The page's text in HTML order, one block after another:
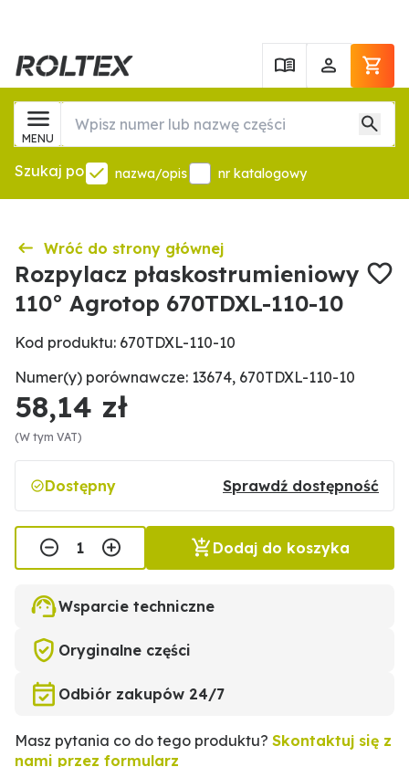
MENU
Szukaj po nazwa/opis nr katalogowy
Wróć do strony głównej
Rozpylacz płaskostrumieniowy
110° Agrotop 670TDXL-110-10
Kod produktu: 670TDXL-110-10
Numer(y) porównawcze: 13674, 670TDXL-110-10
58,14 zł
(W tym VAT)
Dostępny Sprawdź dostępność
Dodaj do koszyka
Wsparcie techniczne
Oryginalne części
Odbiór zakupów 24/7
Masz pytania co do tego produktu? Skontaktuj się z
nami przez formularz